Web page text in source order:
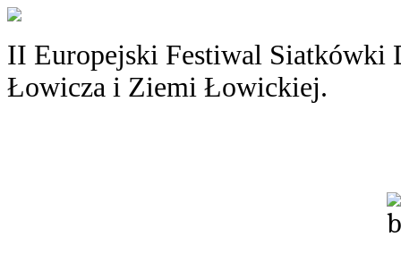
II Europejski Festiwal Siatkówki
Łowicza i Ziemi Łowickiej.